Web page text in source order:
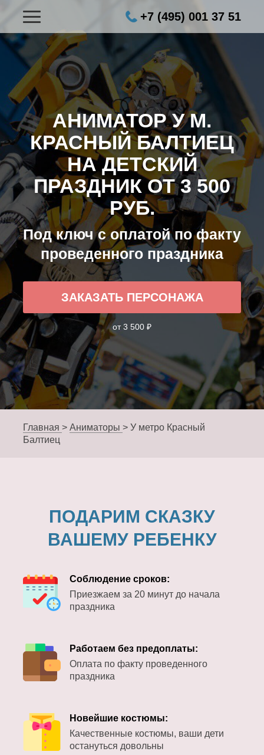
+7 (495) 001 37 51
АНИМАТОР У М.
КРАСНЫЙ БАЛТИЕЦ
НА ДЕТСКИЙ
ПРАЗДНИК ОТ 3 500
РУБ.
Под ключ с оплатой по факту
проведенного праздника
ЗАКАЗАТЬ ПЕРСОНАЖА
от 3 500 ₽
Главная > Аниматоры > У метро Красный
Балтиец
ПОДАРИМ СКАЗКУ
ВАШЕМУ РЕБЕНКУ
Соблюдение сроков:
Приезжаем за 20 минут до начала
праздника
Работаем без предоплаты:
Оплата по факту проведенного
праздника
Новейшие костюмы:
Качественные костюмы, ваши дети
остануться довольны